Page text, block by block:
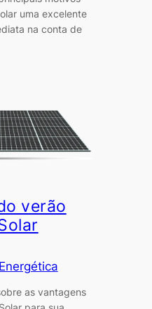
uma excelente
na conta de
verão
as vantagens